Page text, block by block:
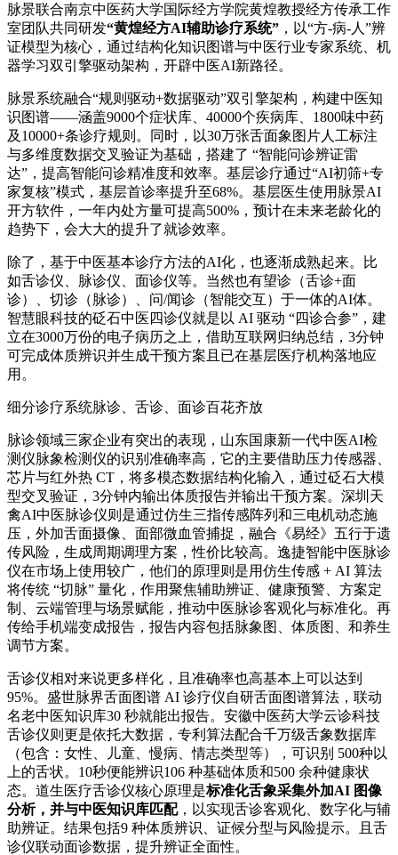
脉景联合南京中医药大学国际经方学院黄煌教授经方传承工作
室团队共同研发“黄煌经方AI辅助诊疗系统” ，以“方-病-人”辨
证模型为核心，通过结构化知识图谱与中医行业专家系统、机
器学习双引擎驱动架构，开辟中医AI新路径。
脉景系统融合“规则驱动+数据驱动”双引擎架构，构建中医知
识图谱——涵盖9000个症状库、40000个疾病库、1800味中药
及10000+条诊疗规则。同时，以30万张舌面象图片人工标注
与多维度数据交叉验证为基础，搭建了 “智能问诊辨证雷
达”，提高智能问诊精准度和效率。基层诊疗通过“AI初筛+专
家复核”模式，基层首诊率提升至68%。基层医生使用脉景AI
开方软件，一年内处方量可提高500%，预计在未来老龄化的
趋势下，会大大的提升了就诊效率。
除了，基于中医基本诊疗方法的AI化，也逐渐成熟起来。比
如舌诊仪、脉诊仪、面诊仪等。当然也有望诊（舌诊+面
诊）、切诊（脉诊）、问/闻诊（智能交互）于一体的AI体。
智慧眼科技的砭石中医四诊仪就是以 AI 驱动 “四诊合参”，建
立在3000万份的电子病历之上，借助互联网归纳总结，3分钟
可完成体质辨识并生成干预方案且已在基层医疗机构落地应
用。
细分诊疗系统脉诊、舌诊、面诊百花齐放
脉诊领域三家企业有突出的表现，山东国康新一代中医AI检
测仪脉象检测仪的识别准确率高，它的主要借助压力传感器、
芯片与红外热 CT，将多模态数据结构化输入，通过砭石大模
型交叉验证，3分钟内输出体质报告并输出干预方案。深圳天
禽AI中医脉诊仪则是通过仿生三指传感阵列和三电机动态施
压，外加舌面摄像、面部微血管捕捉，融合《易经》五行于遗
传风险，生成周期调理方案，性价比较高。逸捷智能中医脉诊
仪在市场上使用较广，他们的原理则是用仿生传感 + AI 算法
将传统 “切脉” 量化，作用聚焦辅助辨证、健康预警、方案定
制、云端管理与场景赋能，推动中医脉诊客观化与标准化。再
传给手机端变成报告，报告内容包括脉象图、体质图、和养生
调节方案。
舌诊仪相对来说更多样化，且准确率也高基本上可以达到
95%。盛世脉界舌面图谱 AI 诊疗仪自研舌面图谱算法，联动
名老中医知识库30 秒就能出报告。安徽中医药大学云诊科技
舌诊仪则更是依托大数据，专利算法配合千万级舌象数据库
（包含：女性、儿童、慢病、情志类型等），可识别 500种以
上的舌状。10秒便能辨识106 种基础体质和500 余种健康状
态。道生医疗舌诊仪核心原理是标准化舌象采集外加AI 图像
分析，并与中医知识库匹配，以实现舌诊客观化、数字化与辅
助辨证。结果包括9 种体质辨识、证候分型与风险提示。且舌
诊仪联动面诊数据，提升辨证全面性。